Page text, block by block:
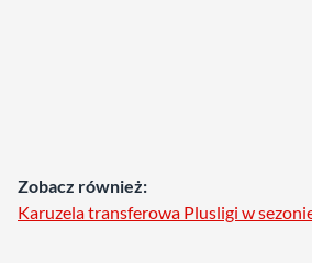
Zobacz również:
Karuzela transferowa Plusligi w